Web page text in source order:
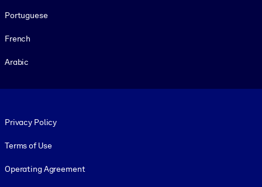
Portuguese
French
Arabic
Privacy Policy
Terms of Use
Operating Agreement